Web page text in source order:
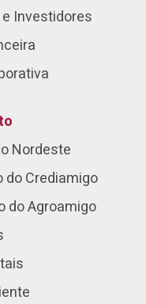
Investidores
Nordeste
do Crediamigo
do Agroamigo